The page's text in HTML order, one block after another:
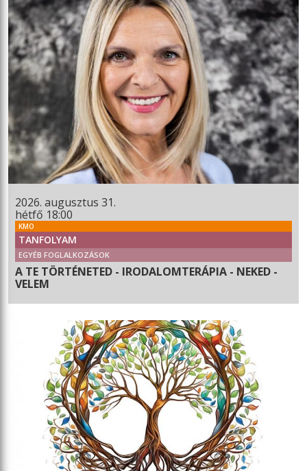
2026. augusztus 31.
hétfő 18:00
KMO
TANFOLYAM
EGYÉB FOGLALKOZÁSOK
A TE TÖRTÉNETED - IRODALOMTERÁPIA - NEKED -
VELEM